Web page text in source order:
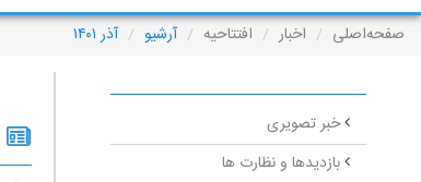
صفحه‌اصلی اخبار افتتاحیه آرشیو آذر ۱۴۰۱
خبر تصویری
بازدیدها و نظارت ها